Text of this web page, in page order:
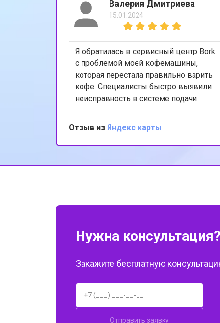
Замена сканера массажного кресла
Ремонт пневмокамеры
Ремонт пневмосистемы
Ремонт пульта управления
Ремонт электропроводки
Ремонт купюроприемника
Замена сетевого трансформатора
Ремонт микро-лифта
Валерия Дмитриева
15.01.2024
Я обратилась в сервисный центр Bork
с проблемой моей кофемашины,
которая перестала правильно варить
кофе. Специалисты быстро выявили
неисправность в системе подачи
воды и устранили её. Теперь моя
кофемашина работает как новая. Я
очень довольна качеством
обслуживания и профессионализмом
работу!
Отзыв из Яндекс карты
Нужна консультация?
Закажите бесплатную
Отправить заявку